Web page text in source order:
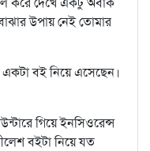
উপায় নেই তোমার
বই নিয়ে এসেছেন।
গিয়ে ইনসিওরেন্স
বইটা নিয়ে যত